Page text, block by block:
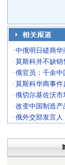
· 中俄明日磋商华
· 莫斯科并不缺
· 俄官员：千余
· 莫斯科华商事
· 俄切尔基佐沃
· 改变中国制造
· 俄外交部发言